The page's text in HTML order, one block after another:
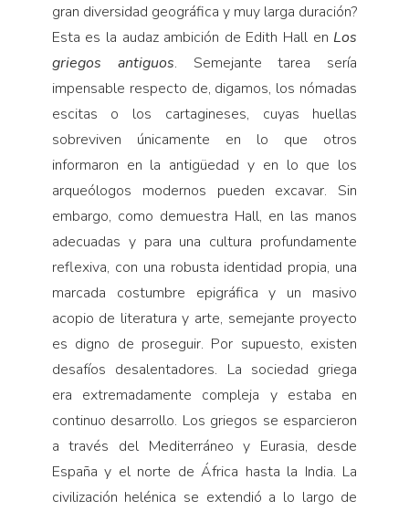
gran diversidad geográfica y muy larga duración?
Esta es la audaz ambición de Edith Hall en Los
griegos antiguos. Semejante tarea sería
impensable respecto de, digamos, los nómadas
escitas o los cartagineses, cuyas huellas
sobreviven únicamente en lo que otros
informaron en la antigüedad y en lo que los
arqueólogos modernos pueden excavar. Sin
embargo, como demuestra Hall, en las manos
adecuadas y para una cultura profundamente
reflexiva, con una robusta identidad propia, una
marcada costumbre epigráfica y un masivo
acopio de literatura y arte, semejante proyecto
es digno de proseguir. Por supuesto, existen
desafíos desalentadores. La sociedad griega
era extremadamente compleja y estaba en
continuo desarrollo. Los griegos se esparcieron
a través del Mediterráneo y Eurasia, desde
España y el norte de África hasta la India. La
civilización helénica se extendió a lo largo de